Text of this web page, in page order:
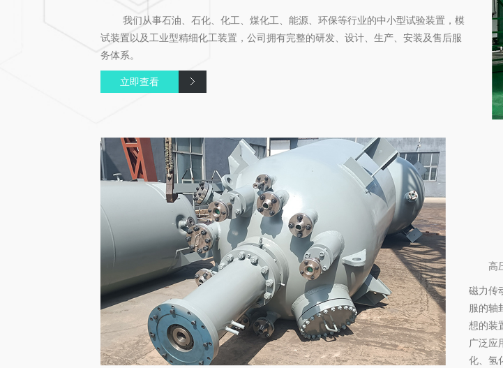
我们从事石油、石化、化工、煤化工、能源、环保等行业的中小型试验装置，模
试装置以及工业型精细化工装置，公司拥有完整的研发、设计、生产、安装及售后服
务体系。
立即查看
高压
磁力传
服的轴
想的装
广泛应
化、氢